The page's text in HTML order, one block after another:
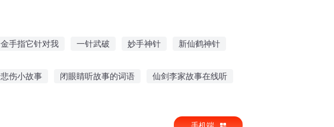
手指它针对我 一针武破 妙手神针 新仙鹤神针
伤小故事 闭眼睛听故事的词语 仙剑李家故事在线听